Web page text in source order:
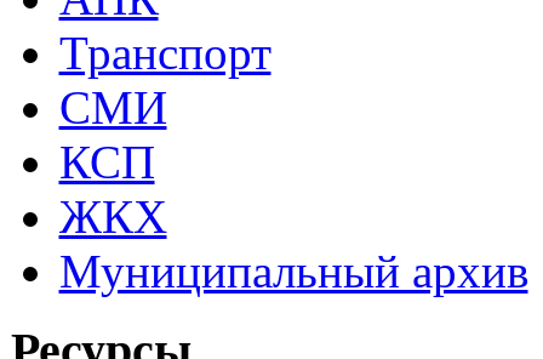
Транспорт
СМИ
КСП
ЖКХ
Муниципальный архив